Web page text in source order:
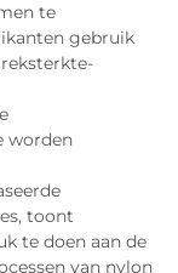
te
gebruik
worden
toont
te doen aan de
van nylon